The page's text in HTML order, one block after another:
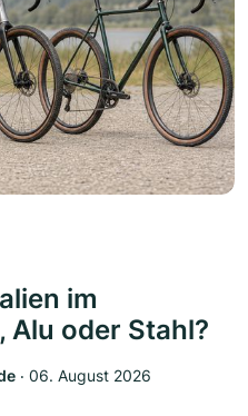
im
Alu oder Stahl?
‧ 06. August 2026